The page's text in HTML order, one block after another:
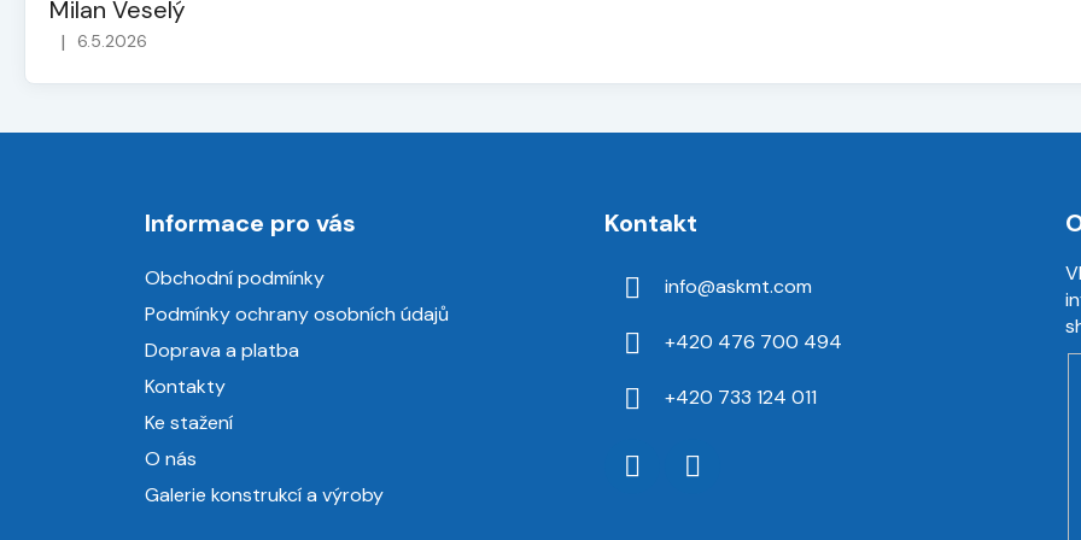
Milan Veselý
Hodnocení obchodu je 5 z 5 hvězdiček.
| 6.5.2026
Informace pro vás
Obchodní podmínky
Podmínky ochrany osobních údajů
Doprava a platba
Kontakty
Ke stažení
O nás
Galerie konstrukcí a výroby
Kontakt
info@askmt.com
+420 476 700 494
+420 733 124 011